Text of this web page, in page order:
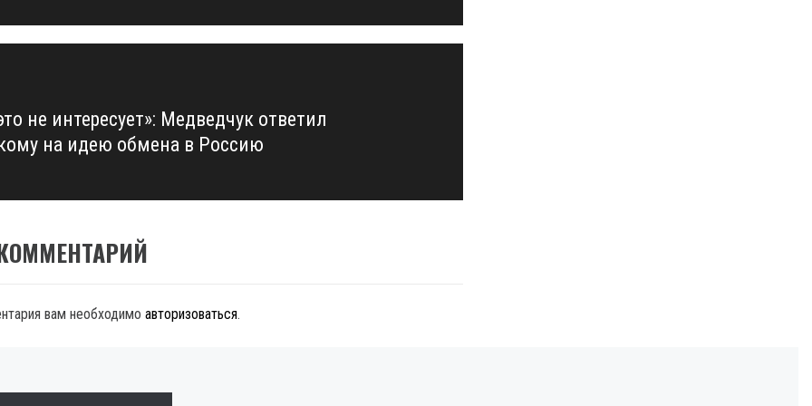
не интересует»: Медведчук ответил
на идею обмена в Россию
вам необходимо авторизоваться.